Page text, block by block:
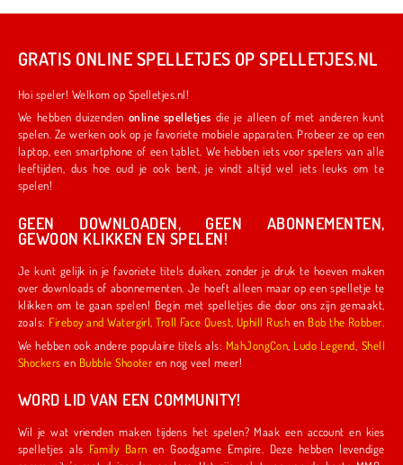
GRATIS ONLINE SPELLETJES OP SPELLETJES.NL
Hoi speler! Welkom op Spelletjes.nl!
We hebben duizenden online spelletjes die je alleen of met anderen kunt
spelen. Ze werken ook op je favoriete mobiele apparaten. Probeer ze op een
laptop, een smartphone of een tablet. We hebben iets voor spelers van alle
leeftijden, dus hoe oud je ook bent, je vindt altijd wel iets leuks om te
spelen!
GEEN DOWNLOADEN, GEEN ABONNEMENTEN,
GEWOON KLIKKEN EN SPELEN!
Je kunt gelijk in je favoriete titels duiken, zonder je druk te hoeven maken
over downloads of abonnementen. Je hoeft alleen maar op een spelletje te
klikken om te gaan spelen! Begin met spelletjes die door ons zijn gemaakt,
zoals:
Fireboy and Watergirl ,Troll Face Quest Uphill Rush en Bob the Robber
We hebben ook andere populaire titels als: MahJongCon Ludo Legend Shell
Shockers en Bubble Shooter en nog veel meer!
WORD LID VAN EEN COMMUNITY!
Wil je wat vrienden maken tijdens het spelen? Maak een account en kies
spelletjes als
Family Barn en Goodgame Empire. Deze hebben levendige